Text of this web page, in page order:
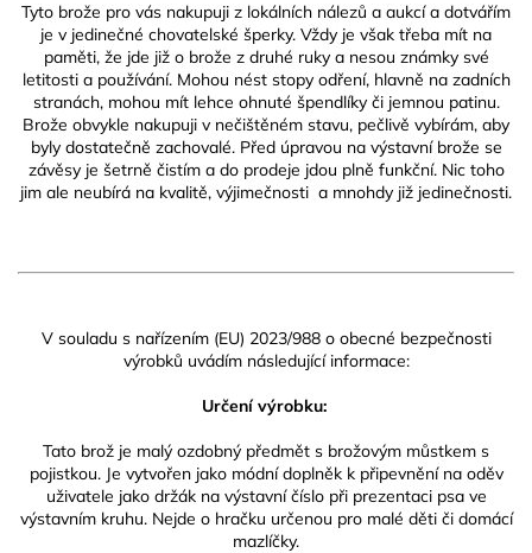
Tyto brože pro vás nakupuji z lokálních nálezů a aukcí a dotvářím
je v jedinečné chovatelské šperky. Vždy je však třeba mít na
paměti, že jde již o brože z druhé ruky a nesou známky své
letitosti a používání. Mohou nést stopy odření, hlavně na zadních
stranách, mohou mít lehce ohnuté špendlíky či jemnou patinu.
Brože obvykle nakupuji v nečištěném stavu, pečlivě vybírám, aby
byly dostatečně zachovalé. Před úpravou na výstavní brože se
závěsy je šetrně čistím a do prodeje jdou plně funkční. Nic toho
jim ale neubírá na kvalitě, výjimečnosti a mnohdy již jedinečnosti.
V souladu s nařízením (EU) 2023/988 o obecné bezpečnosti
výrobků uvádím následující informace:
Určení výrobku:
Tato brož je malý ozdobný předmět s brožovým můstkem s
pojistkou. Je vytvořen jako módní doplněk k připevnění na oděv
uživatele jako držák na výstavní číslo při prezentaci psa ve
výstavním kruhu. Nejde o hračku určenou pro malé děti či domácí
mazlíčky.